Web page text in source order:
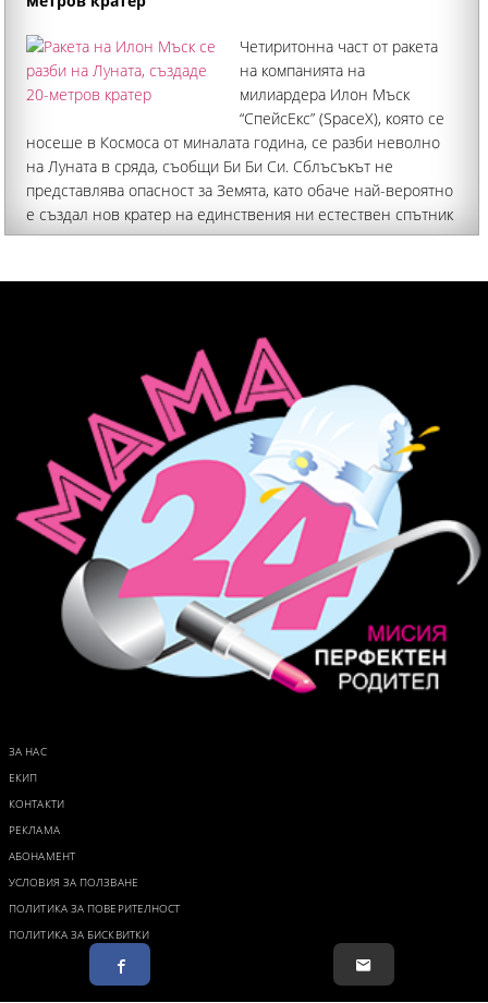
Четиритонна част от ракета
на компанията на
милиардера Илон Мъск
“СпейсЕкс” (SpaceX), която се
носеше в Космоса от миналата година, се разби неволно
на Луната в сряда, съобщи Би Би Си. Сблъсъкът не
представлява опасност за Земята, като обаче най-вероятно
е създал нов кратер на единствения ни естествен спътник
ЗА НАС
ЕКИП
КОНТАКТИ
РЕКЛАМА
АБОНАМЕНТ
УСЛОВИЯ ЗА ПОЛЗВАНЕ
ПОЛИТИКА ЗА ПОВЕРИТЕЛНОСТ
ПОЛИТИКА ЗА БИСКВИТКИ